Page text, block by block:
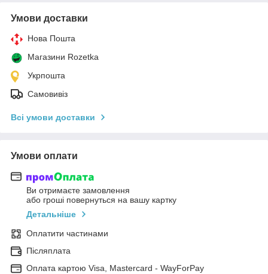
Умови доставки
Нова Пошта
Магазини Rozetka
Укрпошта
Самовивіз
Всі умови доставки
Умови оплати
Ви отримаєте замовлення
або гроші повернуться на вашу картку
Детальніше
Оплатити частинами
Післяплата
Оплата картою Visa, Mastercard - WayForPay